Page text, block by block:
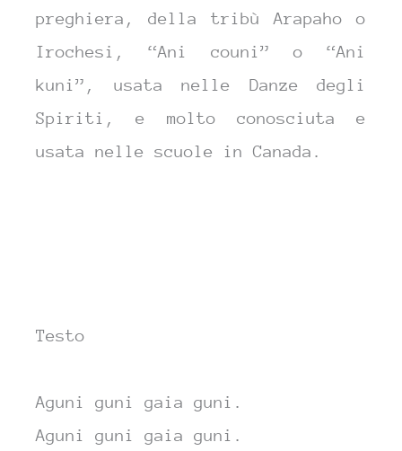
preghiera, della tribù Arapaho o
Irochesi, “Ani couni” o “Ani
kuni”, usata nelle Danze degli
Spiriti, e molto conosciuta e
usata nelle scuole in Canada.
Testo
Aguni guni gaia guni.
Aguni guni gaia guni.